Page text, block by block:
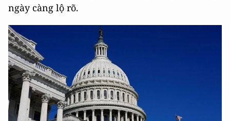
ngày càng lộ rõ.